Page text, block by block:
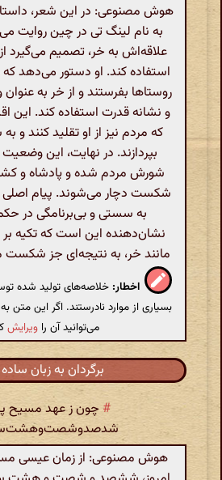
هوش مصنوعی: در این شعر،
به نام لینگ تی در چین روایت
علاقه‌اش به خر، تصمیم می‌گیرد
استفاده کند. او دستور می‌دهد
روستاها بفرستند و از خر به
و نشانه قدرت استفاده کند. این
که مردم نیز از او تقلید کنند و
بپردازند. در نهایت، این
شورش مردم شده و پادشاه و
شکست دچار می‌شوند. پیام اصلی
به سستی و بی‌برنامگی در
نشان‌دهنده این است که تکیه
مانند خر، به نتیجه‌ای جز
اخطار: خلاصه‌های تولید شده
بسیاری از موارد نادرستند. اگر این متن
می‌توانید آن را ویرایش
برگردان به زبان ساده
# چون‌ ز عهد مسیح‌
هوش مصنوعی: از زمان عیسی